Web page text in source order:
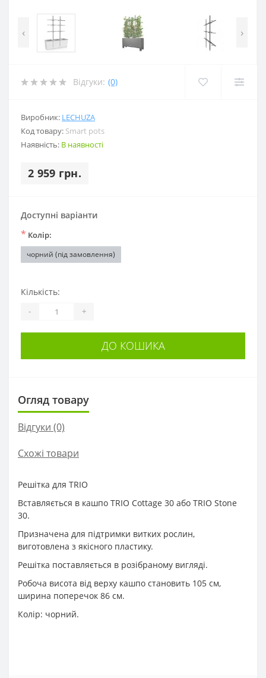
‹ ›
Відгуки: (0)
Виробник: LECHUZA
Код товару: Smart pots
Наявність: В наявності
2 959 грн.
Доступні варіанти
* Колір:
чорний (під замовлення)
Кількість:
- +
ДО КОШИКА
Огляд товару
Відгуки (0)
Схожі товари
Решітка для TRIO
Вставляється в кашпо TRIO Cottage 30 або TRIO Stone
30.
Призначена для підтримки витких рослин,
виготовлена з якісного пластику.
Решітка поставляється в розібраному вигляді.
Робоча висота від верху кашпо становить 105 см,
ширина поперечок 86 см.
Колір: чорний.